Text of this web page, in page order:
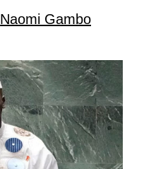
Naomi Gambo